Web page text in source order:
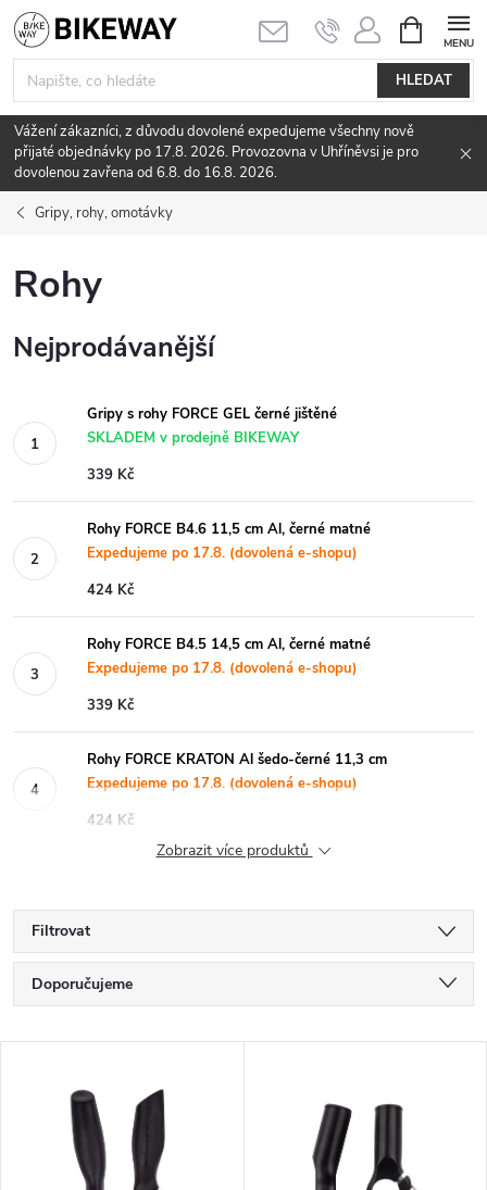
Přejít
na
obsah
HLEDAT
NÁKUPNÍ
KOŠÍK
Vážení zákazníci, z důvodu dovolené expedujeme všechny nově
přijaté objednávky po 17.8. 2026. Provozovna v Uhříněvsi je pro
dovolenou zavřena od 6.8. do 16.8. 2026.
Gripy, rohy, omotávky
Rohy
Nejprodávanější
Gripy s rohy FORCE GEL černé jištěné
SKLADEM v prodejně BIKEWAY
339 Kč
Rohy FORCE B4.6 11,5 cm Al, černé matné
Expedujeme po 17.8. (dovolená e-shopu)
424 Kč
Rohy FORCE B4.5 14,5 cm Al, černé matné
Expedujeme po 17.8. (dovolená e-shopu)
339 Kč
Rohy FORCE KRATON Al šedo-černé 11,3 cm
Expedujeme po 17.8. (dovolená e-shopu)
424 Kč
Zobrazit více produktů
Filtrovat
Ř
a
Doporučujeme
Nejprodávanější
Abecedně